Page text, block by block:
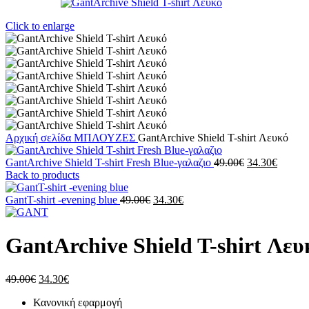
Click to enlarge
Αρχική σελίδα ΜΠΛΟΥΖΕΣ GantArchive Shield T-shirt Λευκό
GantArchive Shield T-shirt Fresh Blue-γαλαζιο 49.00€ Original
34.30€Η
Back to products
GantT-shirt -evening blue 49.00€ Original
49.00€.
34.30€Η
είναι:
34.30€.
GantArchive Shield T-shirt
49.00€ Original
was:
34.30€Η
τιμή
Κανονική εφαρμογή